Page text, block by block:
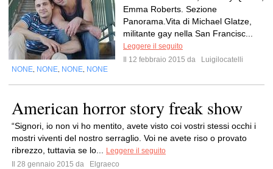
Emma Roberts. Sezione
Panorama.Vita di Michael Glatze,
militante gay nella San Francisc...
Leggere il seguito
Il 12 febbraio 2015 da
Luigilocatelli
NONE NONE NONE NONE
American horror story freak show
“Signori, io non vi ho mentito, avete visto coi vostri stessi occhi i
mostri viventi del nostro serraglio. Voi ne avete riso o provato
ribrezzo, tuttavia se lo...
Leggere il seguito
Il 28 gennaio 2015 da
Elgraeco